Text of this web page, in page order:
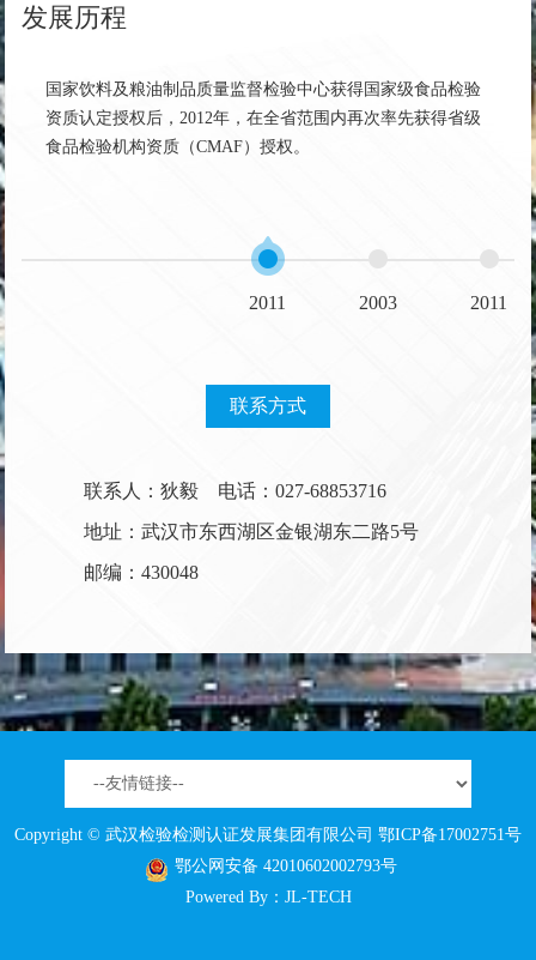
发展历程
国家饮料及粮油制品质量监督检验中心获得国家级食品检验
资质认定授权后，2012年，在全省范围内再次率先获得省级
食品检验机构资质（CMAF）授权。
国
发
2011 2003 2011
联系方式
联系人：狄毅 电话：027-68853716
地址：武汉市东西湖区金银湖东二路5号
邮编：430048
Copyright © 武汉检验检测认证发展集团有限公司 鄂ICP备17002751号
鄂公网安备 42010602002793号
Powered By： JL-TECH